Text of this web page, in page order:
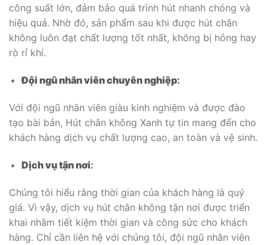
công suất lớn, đảm bảo quá trình hút nhanh chóng và
hiệu quả. Nhờ đó, sản phẩm sau khi được hút chân
không luôn đạt chất lượng tốt nhất, không bị hỏng hay
rò rỉ khí.
Đội ngũ nhân viên chuyên nghiệp:
Với đội ngũ nhân viên giàu kinh nghiệm và được đào
tạo bài bản, Hút chân không Xanh tự tin mang đến cho
khách hàng dịch vụ chất lượng cao, an toàn và vệ sinh.
Dịch vụ tận nơi:
Chúng tôi hiểu rằng thời gian của khách hàng là quý
giá. Vì vậy, dịch vụ hút chân không tận nơi được triển
khai nhằm tiết kiệm thời gian và công sức cho khách
hàng. Chỉ cần liên hệ với chúng tôi, đội ngũ nhân viên